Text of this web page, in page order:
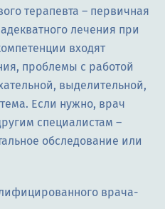
терапевта – первичная
лечения при
входят
проблемы с работой
выделительной,
Если нужно, врач
специалистам –
обследование или
врача-